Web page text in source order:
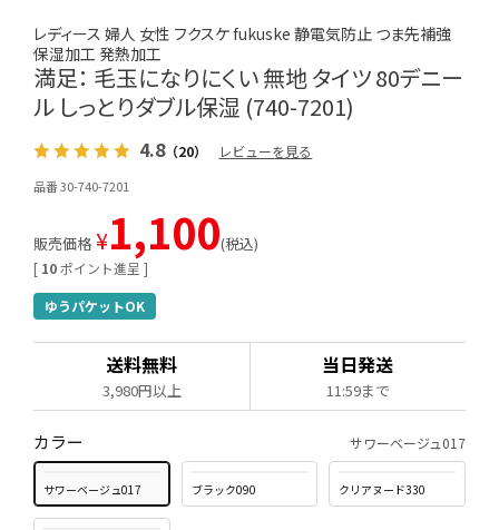
レディース 婦人 女性 フクスケ fukuske 静電気防止 つま先補強
保湿加工 発熱加工
満足： 毛玉になりにくい 無地 タイツ 80デニー
ル しっとりダブル保湿 (740-7201)
4.8（20） レビューを見る
品番 30-740-7201
[ 10 ポイント進呈 ]
販売価格 ¥1,100 税込
ゆうパケットOK
送料無料
3,980円以上
当日発送
11:59まで
カラー サワーベージュ017
サワーベージュ017 ブラック090 クリアヌード330